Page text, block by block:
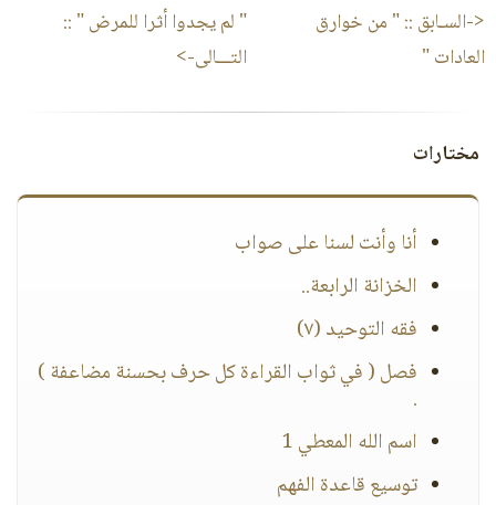
<-السـابق ::" من خوارق
العادات "
" لم يجدوا أثرا للمرض " ::
التـــالى->
مختارات
أنا وأنت لسنا على صواب
الخزانة الرابعة..
فقه التوحيد (٧)
فصل ( في ثواب القراءة كل حرف بحسنة مضاعفة )
.
اسم الله المعطي 1
توسيع قاعدة الفهم